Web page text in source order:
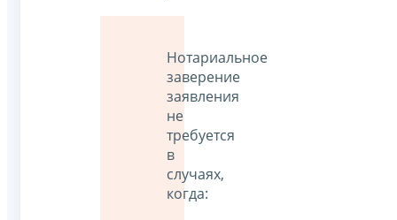
Нотариальное
заверение
заявления
не
требуется
в
случаях,
когда: